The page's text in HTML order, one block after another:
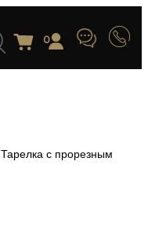
0
Тарелка с прорезным